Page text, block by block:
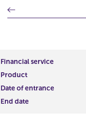
r
o
s
r
e
Financial service
Product
Date of entrance
End date